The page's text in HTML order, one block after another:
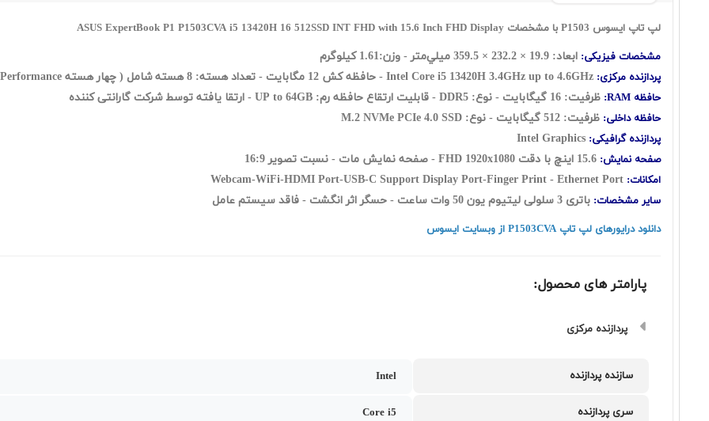
لپ تاپ ایسوس P1503 با مشخصات ASUS ExpertBook P1 P1503CVA i5 13420H 16 512SSD INT FHD with 15.6 Inch FHD Display
مشخصات فیزیکی: ابعاد: 19.9 × 232.2 × 359.5 ميلي‌متر - وزن:1.61 کیلوگرم
پردازنده مرکزی:
حافظه RAM: ظرفیت: 16 گيگابايت - نوع: DDR5 - قابلیت ارتقاع حافظه رم: UP to 64GB - ارتقا یافته توسط شرکت گارانتی کننده
حافظه داخلی: ظرفیت: 512 گیگابایت - نوع: M.2 NVMe PCIe 4.0 SSD
پردازنده گرافیکی:
صفحه نمایش:
امکانات: Webcam-WiFi-HDMI Port-USB-C Support Display Port-Finger Print - Ethernet Port
سایر مشخصات: باتری 3 سلولی لیتیوم یون 50 وات ساعت - حسگر اثر انگشت - فاقد سیستم عامل
دانلود درایورهای لپ تاپ P1503CVA از وبسایت ایسوس
پارامتر های محصول:
پردازنده مرکزی
سازنده پردازنده Intel
سری پردازنده Core i5